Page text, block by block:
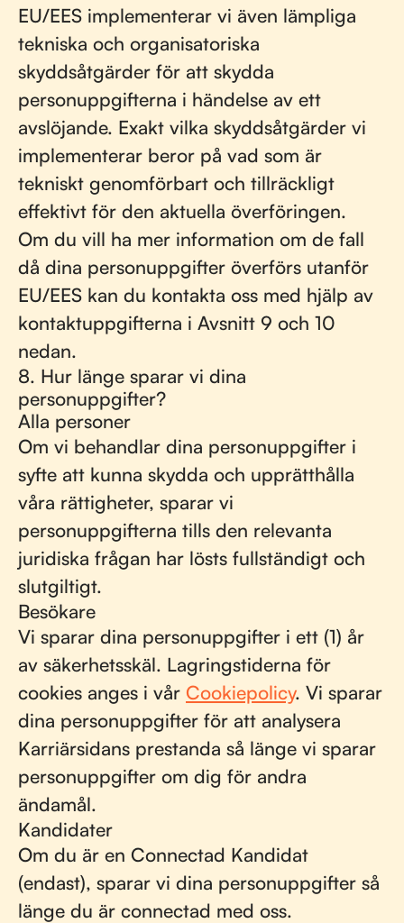
EU/EES implementerar vi även lämpliga
tekniska och organisatoriska
skyddsåtgärder för att skydda
personuppgifterna i händelse av ett
avslöjande. Exakt vilka skyddsåtgärder vi
implementerar beror på vad som är
tekniskt genomförbart och tillräckligt
effektivt för den aktuella överföringen.
Om du vill ha mer information om de fall
då dina personuppgifter överförs utanför
EU/EES kan du kontakta oss med hjälp av
kontaktuppgifterna i Avsnitt 9 och 10
nedan.
8. Hur länge sparar vi dina
personuppgifter?
Alla personer
Om vi ​​behandlar dina personuppgifter i
syfte att kunna skydda och upprätthålla
våra rättigheter, sparar vi
personuppgifterna tills den relevanta
juridiska frågan har lösts fullständigt och
slutgiltigt.
Besökare
Vi sparar dina personuppgifter i ett (1) år
av säkerhetsskäl. Lagringstiderna för
cookies anges i vår Cookiepolicy. Vi sparar
dina personuppgifter för att analysera
Karriärsidans prestanda så länge vi sparar
personuppgifter om dig för andra
ändamål.
Kandidater
Om du är en Connectad Kandidat
(endast), sparar vi dina personuppgifter så
länge du är connectad med oss.